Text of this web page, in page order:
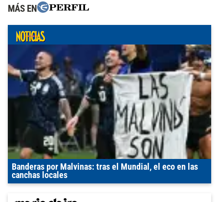
MÁS EN
Banderas por Malvinas: tras el Mundial, el eco en las
canchas locales